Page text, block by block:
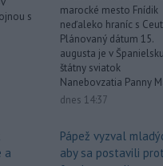
s
a
marocké mesto Fnídik
neďaleko hraníc s
Plánovaný dátum 15.
augusta je v Španielsku
štátny sviatok
Nanebovzatia Panny
dnes 14:37
Pápež vyzval
aby sa postavili